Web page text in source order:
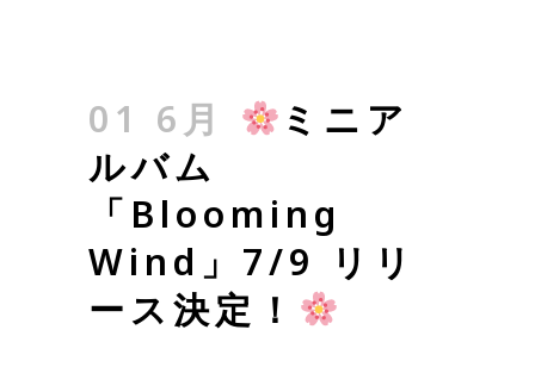
01 6月
ミニア
ルバム
「Blooming
Wind」7/9 リリ
ース決定！